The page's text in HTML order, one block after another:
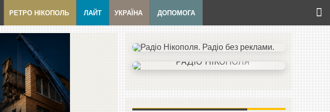
РЕТРО НІКОПОЛЬ ЛАЙТ УКРАЇНА ДОПОМОГА